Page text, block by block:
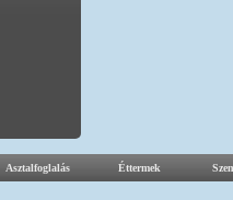
Asztalfoglalás Éttermek